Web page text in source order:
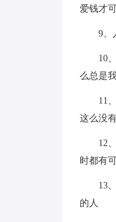
爱钱才
9、
10
么总是
11
这么没
12
时都有
13
的人